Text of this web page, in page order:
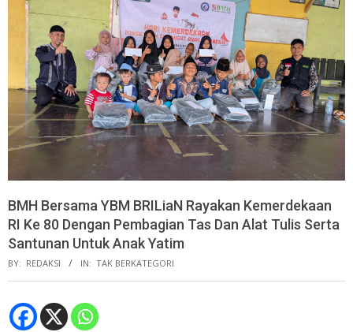
BMH Bersama YBM BRILiaN Rayakan Kemerdekaan
RI Ke 80 Dengan Pembagian Tas Dan Alat Tulis Serta
Santunan Untuk Anak Yatim
BY: REDAKSI IN: TAK BERKATEGORI